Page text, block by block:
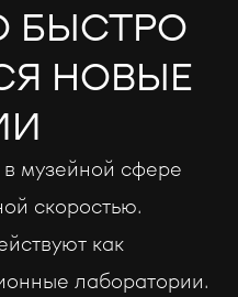
БЫСТРО
НОВЫЕ
музейной сфере
скоростью.
как
лаборатории.